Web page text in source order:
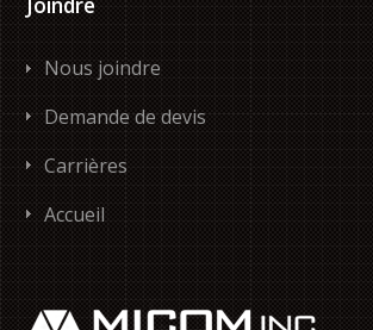
Nous joindre
Demande de devis
Carrières
Accueil